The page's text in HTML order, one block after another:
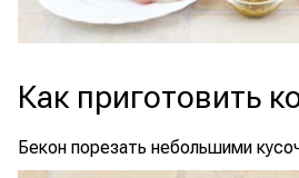
Как приготовить
Бекон порезать небольшими